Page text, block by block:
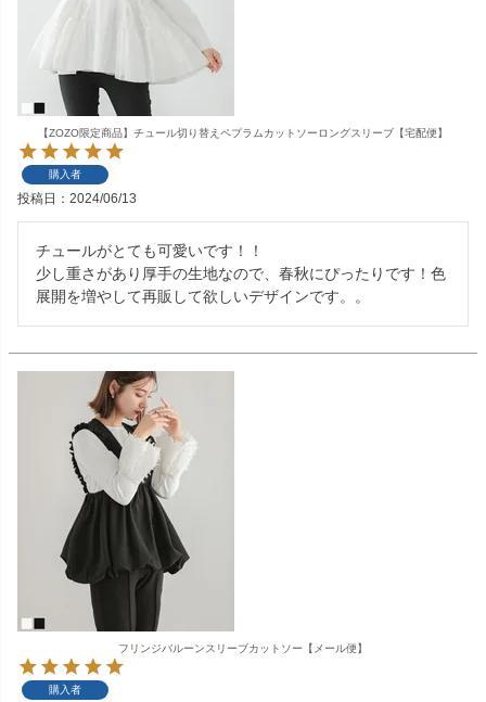
【ZOZO限定商品】チュール切り替えペプラムカットソーロングスリーブ【宅配便】
購入者
投稿日 2024/06/13
チュールがとても可愛いです！！
少し重さがあり厚手の生地なので、春秋にぴったりです！色
展開を増やして再販して欲しいデザインです。。
フリンジバルーンスリーブカットソー【メール便】
購入者